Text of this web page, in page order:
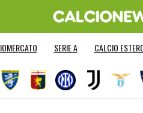
SERIE A CALCIO